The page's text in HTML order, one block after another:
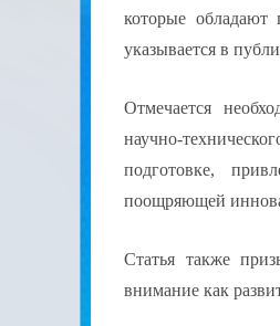
которые
указывается в
Отмечается
научно-
подготовке,
поощряющей
Статья также
внимание как